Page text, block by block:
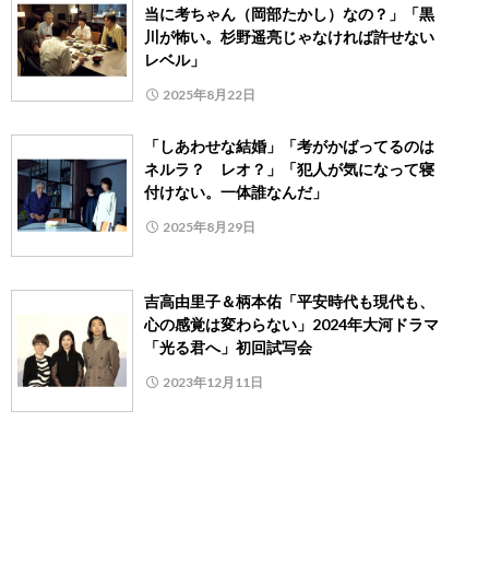
当に考ちゃん（岡部たかし）なの？」「黒
川が怖い。杉野遥亮じゃなければ許せない
レベル」
2025年8月22日
「しあわせな結婚」「考がかばってるのは
ネルラ？ レオ？」「犯人が気になって寝
付けない。一体誰なんだ」
2025年8月29日
吉高由里子＆柄本佑「平安時代も現代も、
心の感覚は変わらない」2024年大河ドラマ
「光る君へ」初回試写会
2023年12月11日